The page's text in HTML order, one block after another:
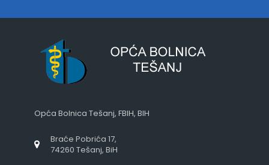
Opća Bolnica Tešanj, FBIH, BIH
Braće Pobrića 17,
74260 Tešanj, BiH